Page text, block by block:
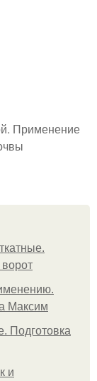
Применение
Максим
Подготовка
и